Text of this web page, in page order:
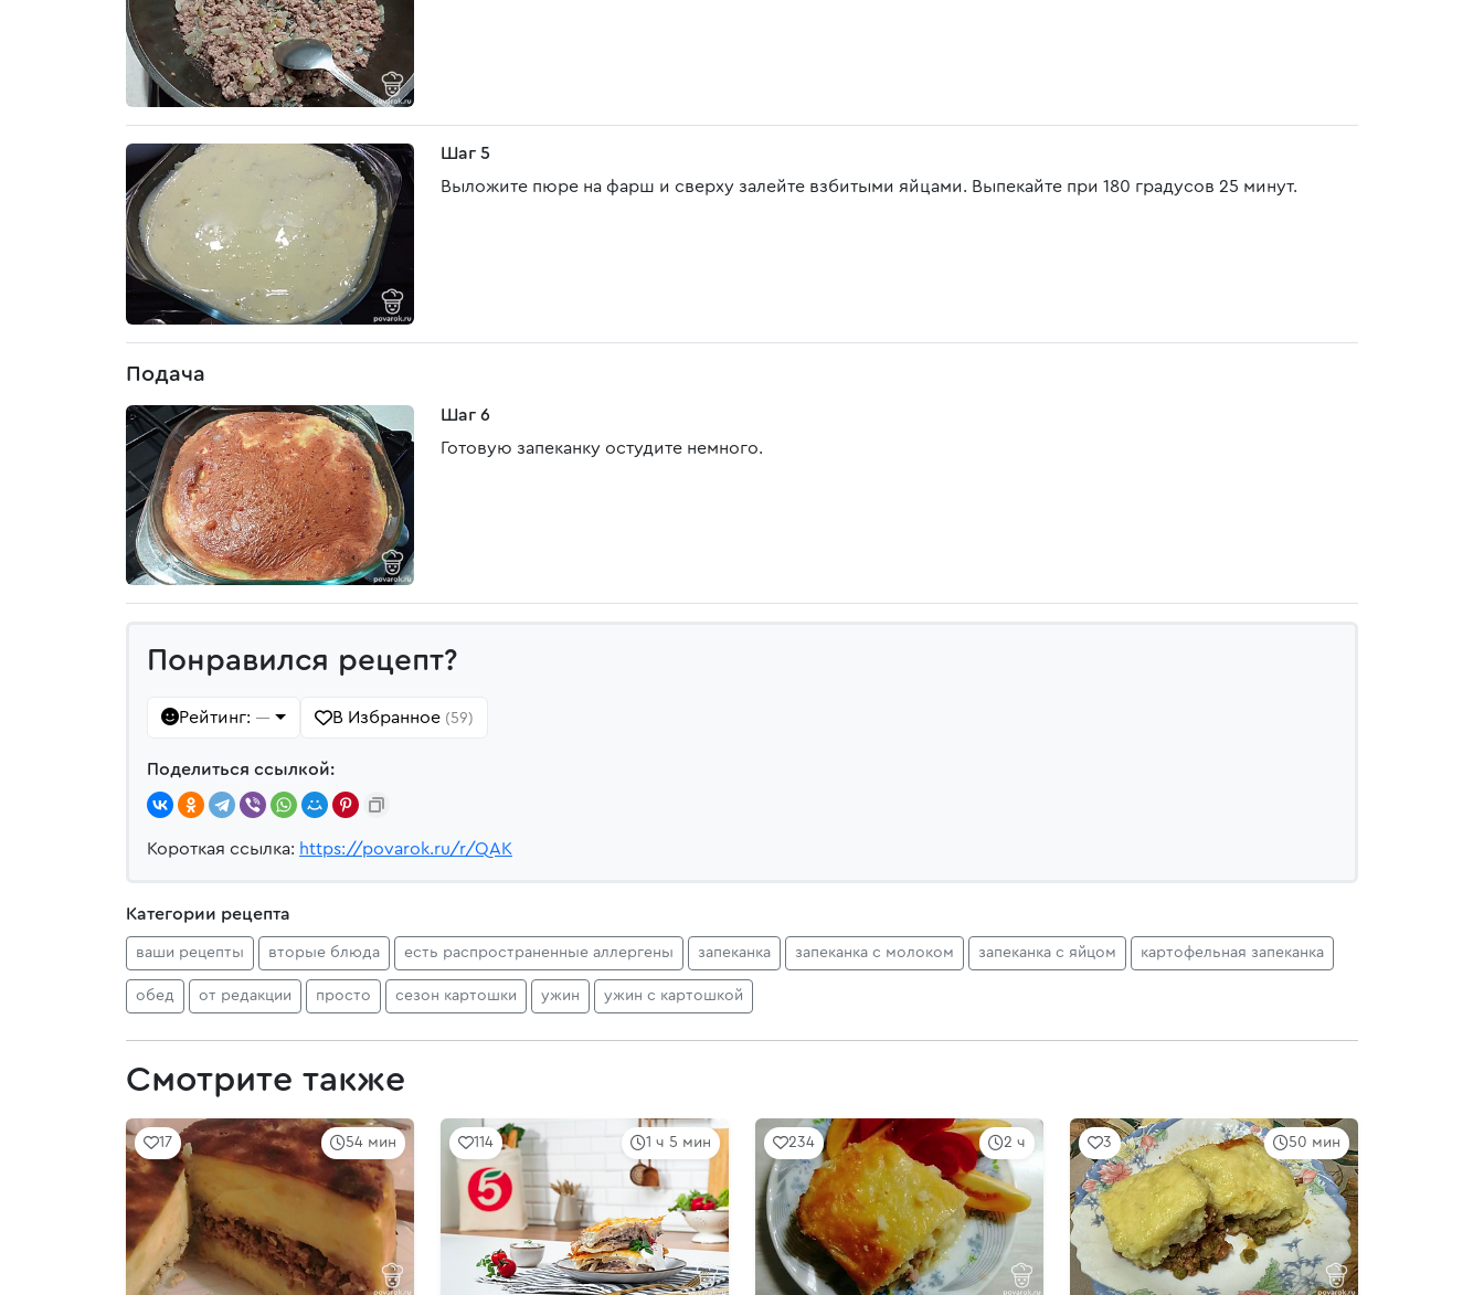
Шаг 5
Выложите пюре на фарш и сверху залейте взбитыми яйцами. Выпекайте при 180 градусов 25 минут.
Подача
Шаг 6
Готовую запеканку остудите немного.
Понравился рецепт?
Рейтинг: — В Избранное (59)
Поделиться ссылкой:
Короткая ссылка: https://povarok.ru/r/QAK
Категории рецепта
ваши рецепты вторые блюда есть распространенные аллергены запеканка запеканка с молоком запеканка с яйцом картофельная запеканка
обед от редакции просто сезон картошки ужин ужин с картошкой
Смотрите также
54 мин
17 1 ч 5 мин
114 2 ч
234 50 мин
3